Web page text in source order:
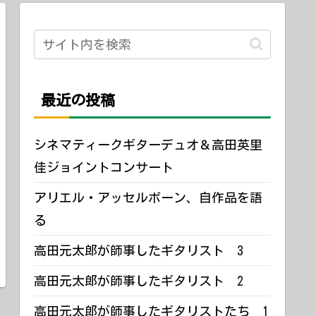
最近の投稿
シネマティークギターデュオ＆高田英里
佳ジョイントコンサート
アリエル・アッセルボーン、自作品を語
る
高田元太郎が師事したギタリスト 3
高田元太郎が師事したギタリスト 2
高田元太郎が師事したギタリストたち 1